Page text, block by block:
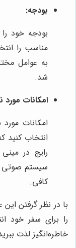
بودجه:
بودجه خود
مناسب را
به عوامل
شد.
امکانات مورد
امکانات
انتخاب کنید
رایج در
سیستم صوتی
کافی.
با در نظر گرفتن
را برای سفر خود
خاطره‌انگیز لذت